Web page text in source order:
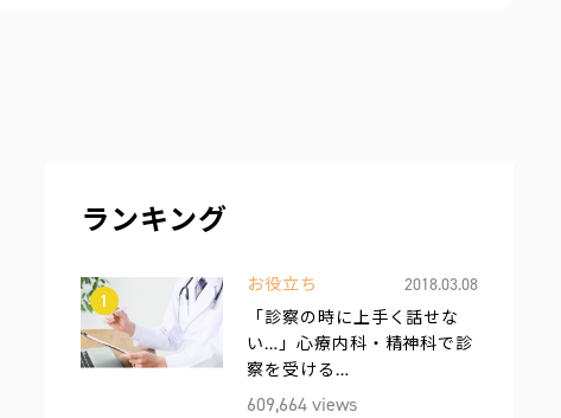
ランキング
1
お役立ち
2018.03.08
「診察の時に上手く話せな
い…」心療内科・精神科で診
察を受ける…
609,664 views